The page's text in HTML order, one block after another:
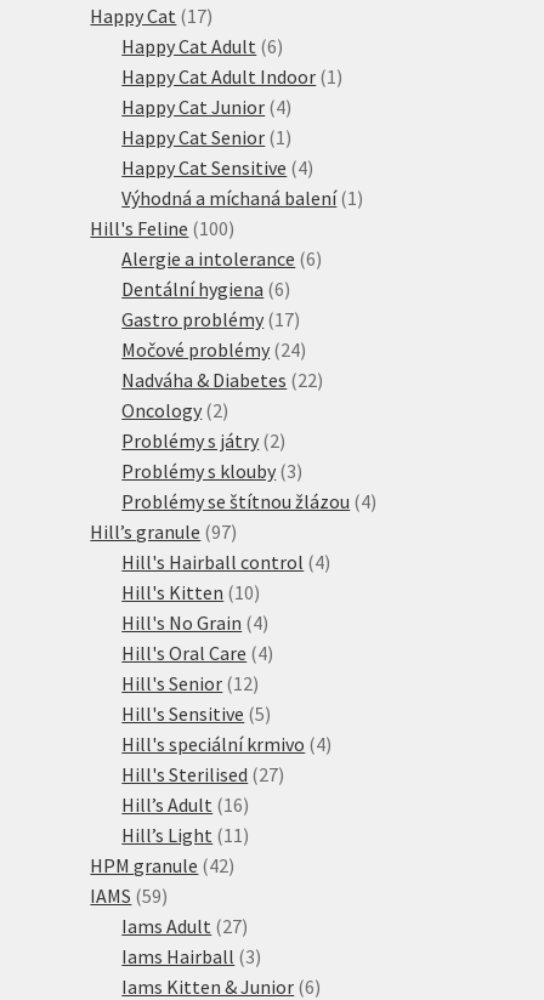
Happy Cat 1717
produktů
Happy Cat Adult 66
produktů
Happy Cat Adult Indoor 1 1
Happy Cat Junior 44
produkty
Happy Cat Senior 1 1
produkt
Happy Cat Sensitive 44
produkty
Výhodná a míchaná balení 1 1
Hill's Feline 100100
produktů
Alergie a intolerance 66
Dentální hygiena 66
produktů
Gastro problémy 1717
produktů
Močové problémy 2424
produktů
Nadváha & Diabetes 2222
Oncology 22
produkty
Problémy s játry 22
produkty
Problémy s klouby 33
produkty
Problémy se štítnou žlázou 44
Hill’s granule 9797
produktů
Hill's Hairball control 44
Hill's Kitten 1010
produktů
Hill's No Grain 44
produkty
Hill's Oral Care 44
Hill's Senior 1212
produktů
Hill's Sensitive 55
produktů
Hill's speciální krmivo 44
Hill's Sterilised 2727
Hill’s Adult 1616
produktů
Hill’s Light 11 11
HPM granule 4242
IAMS 5959
produktů
Iams Adult 2727
produktů
Iams Hairball 33
produkty
Iams Kitten & Junior 66